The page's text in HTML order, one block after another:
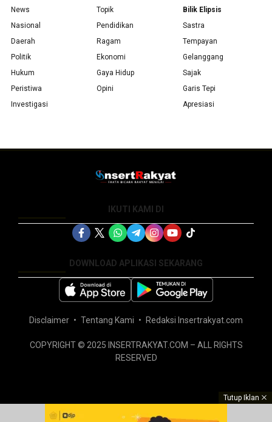
News
Nasional
Daerah
Politik
Hukum
Peristiwa
Investigasi
Topik
Pendidikan
Ragam
Ekonomi
Gaya Hidup
Opini
Bilik Elipsis
Sastra
Tempayan
Gelanggang
Sajak
Garis Tepi
Apresiasi
IKUTI KAMI DI
DOWNLOAD APLIKASI SEKARANG
Disclaimer Tentang Kami Redaksi Insertrakyat.com
COPYRIGHT © 2025 INSERTRAKYAT.COM – ALL RIGHTS
RESERVED
Tutup Iklan